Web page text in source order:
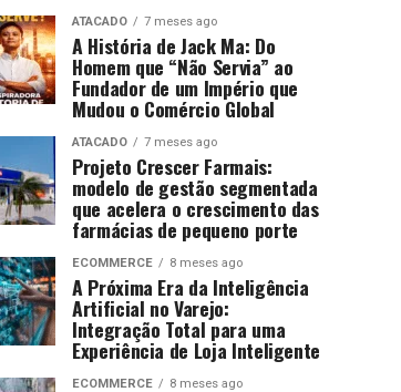
ATACADO 7 meses ago
A História de Jack Ma: Do
Homem que “Não Servia” ao
Fundador de um Império que
Mudou o Comércio Global
ATACADO 7 meses ago
Projeto Crescer Farmais:
modelo de gestão segmentada
que acelera o crescimento das
farmácias de pequeno porte
ECOMMERCE 8 meses ago
A Próxima Era da Inteligência
Artificial no Varejo:
Integração Total para uma
Experiência de Loja Inteligente
ECOMMERCE 8 meses ago